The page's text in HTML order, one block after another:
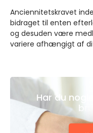
Anciennitetskravet
bidraget til enten
og desuden være
variere afhængigt af
Har du